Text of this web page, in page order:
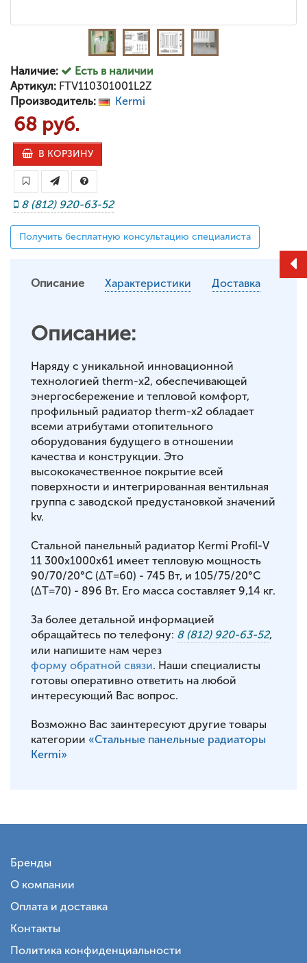
Наличие:
Есть в наличии
Артикул: FTV110301001L2Z
Производитель:
Kermi
68 руб.
В КОРЗИНУ
8 (812) 920-63-52
Получить бесплатную консультацию специалиста
Описание Характеристики Доставка
Описание:
Наряду с уникальной инновационной
технологией therm-x2, обеспечивающей
энергосбережение и тепловой комфорт,
профильный радиатор therm-x2 обладает
всеми атрибутами отопительного
оборудования будущего в отношении
качества и конструкции. Это
высококачественное покрытие всей
поверхности и интегрированная вентильная
группа с заводской предустановкой значений
kv.
Стальной панельный радиатор Kermi Profil-V
11 300x1000x61 имеет тепловую мощность
90/70/20°С (ΔT=60) - 745 Вт, и 105/75/20°С
(ΔT=70) - 896 Вт. Его масса составляет 9,14 кг.
За более детальной информацией
обращайтесь по телефону: 8 (812) 920-63-52,
или напишите нам через
форму обратной связи. Наши специалисты
готовы оперативно ответить на любой
интересующий Вас вопрос.
Возможно Вас заинтересуют другие товары
категории «Стальные панельные радиаторы
Kermi»
Бренды
О компании
Оплата и доставка
Контакты
Политика конфиденциальности